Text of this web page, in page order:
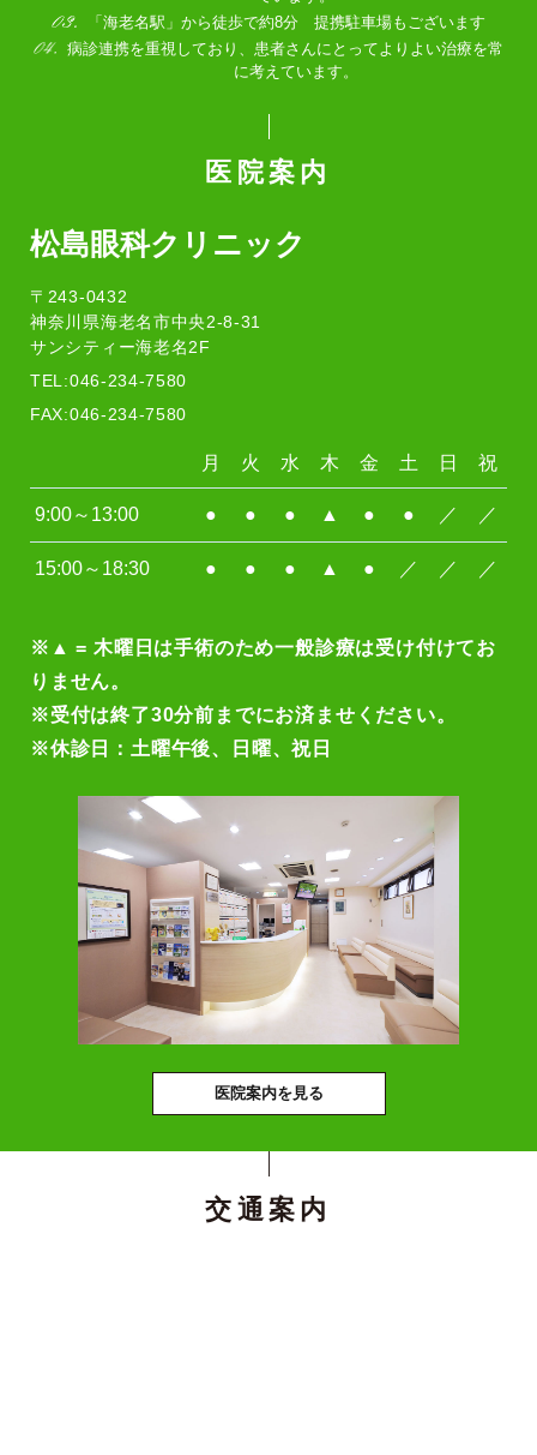
「海老名駅」から徒歩で約8分 提携駐車場もございます
病診連携を重視しており、患者さんにとってよりよい治療を常
に考えています。
医院案内
松島眼科クリニック
〒243-0432
神奈川県海老名市中央2-8-31
サンシティー海老名2F
TEL:046-234-7580
FAX:046-234-7580
月 火 水 木 金 土 日 祝
9:00～13:00 ● ● ● ▲ ● ● ／ ／
15:00～18:30 ● ● ● ▲ ● ／ ／ ／
※▲ = 木曜日は手術のため一般診療は受け付けてお
りません。
※受付は終了30分前までにお済ませください。
※休診日：土曜午後、日曜、祝日
医院案内を見る
交通案内